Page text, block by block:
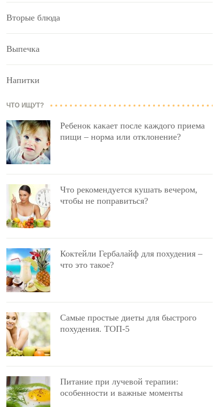
Вторые блюда
Выпечка
Напитки
ЧТО ИЩУТ?
Ребенок какает после каждого приема
пищи – норма или отклонение?
Что рекомендуется кушать вечером,
чтобы не поправиться?
Коктейли Гербалайф для похудения –
что это такое?
Самые простые диеты для быстрого
похудения. ТОП-5
Питание при лучевой терапии:
особенности и важные моменты